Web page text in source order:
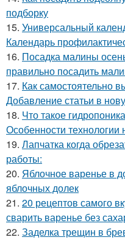
подборку
15. Универсальный
Календарь
16. Посадка малины
правильно посадить
17. Как самостоятельно
Добавление статьи в
18. Что такое
Особенности технологии
19. Лапчатка когда
работы:
20. Яблочное варенье в
яблочных долек
21. 20 рецептов самого
сварить варенье без
22. Заделка трещин в